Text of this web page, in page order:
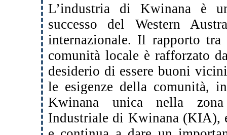
L’industria di Kwinana è
successo del Western
internazionale. Il rapporto
comunità locale è rafforzato
desiderio di essere buoni
le esigenze della comunità,
Kwinana unica nella
Industriale di Kwinana (KIA),